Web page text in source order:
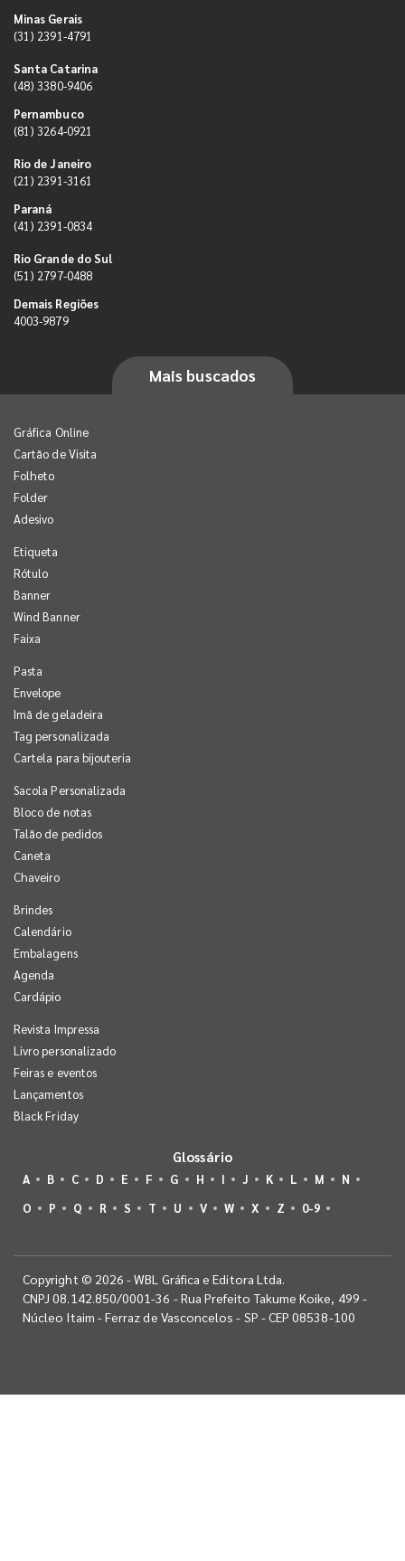
Minas Gerais
(31) 2391-4791
Santa Catarina
(48) 3380-9406
Pernambuco
(81) 3264-0921
Rio de Janeiro
(21) 2391-3161
Paraná
(41) 2391-0834
Rio Grande do Sul
(51) 2797-0488
Demais Regiões
4003-9879
Mais buscados
Gráfica Online
Cartão de Visita
Folheto
Folder
Adesivo
Etiqueta
Rótulo
Banner
Wind Banner
Faixa
Pasta
Envelope
Imã de geladeira
Tag personalizada
Cartela para bijouteria
Sacola Personalizada
Bloco de notas
Talão de pedidos
Caneta
Chaveiro
Brindes
Calendário
Embalagens
Agenda
Cardápio
Revista Impressa
Livro personalizado
Feiras e eventos
Lançamentos
Black Friday
Glossário
A B C D E F G H I J K L M
N
O
P Q R S T U V W X Z 0-9
Copyright © 2026 - WBL Gráfica e Editora Ltda.
CNPJ 08.142.850/0001-36 - Rua Prefeito Takume Koike, 499 -
Núcleo Itaim - Ferraz de Vasconcelos - SP - CEP 08538-100